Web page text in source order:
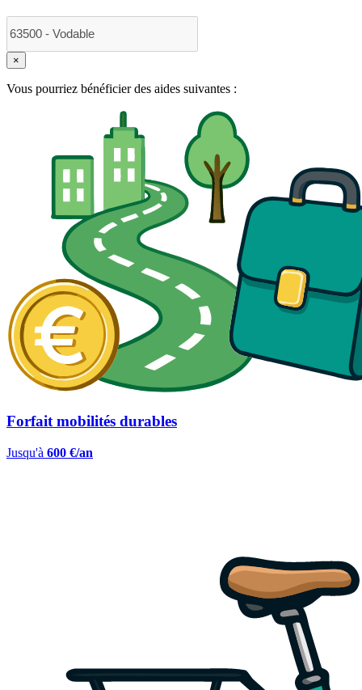
×
Vous pourriez bénéficier des aides suivantes :
Forfait mobilités durables
Jusqu'à 600 €/an